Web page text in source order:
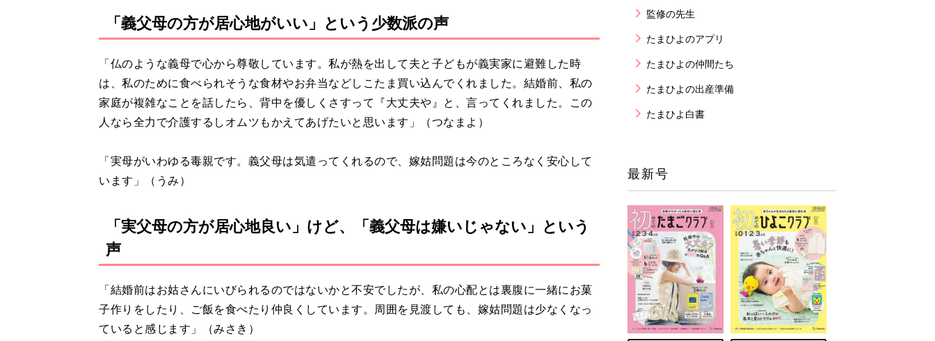
「義父母の方が居心地がいい」という少数派の声
「仏のような義母で心から尊敬しています。私が熱を出して夫と子どもが義実家に避難した時
は、私のために食べられそうな食材やお弁当などしこたま買い込んでくれました。結婚前、私の
家庭が複雑なことを話したら、背中を優しくさすって『大丈夫や』と、言ってくれました。この
人なら全力で介護するしオムツもかえてあげたいと思います」（つなまよ）
「実母がいわゆる毒親です。義父母は気遣ってくれるので、嫁姑問題は今のところなく安心して
います」（うみ）
「実父母の方が居心地良い」けど、「義父母は嫌いじゃない」という
声
「結婚前はお姑さんにいびられるのではないかと不安でしたが、私の心配とは裏腹に一緒にお菓
子作りをしたり、ご飯を食べたり仲良くしています。周囲を見渡しても、嫁姑問題は少なくなっ
ていると感じます」（みさき）
監修の先生
たまひよのアプリ
たまひよの仲間たち
たまひよの出産準備
たまひよ白書
最新号